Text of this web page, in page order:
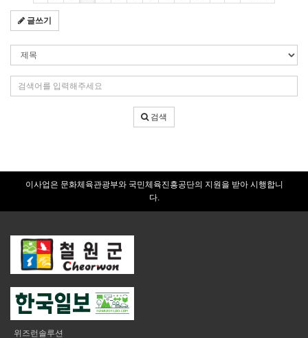
글쓰기
색
조
색
어
입
검색
이사업은 문화체육관광부와 국민체육진흥공단의 지원을 받아 시행합니
다.
위즈런솔루션